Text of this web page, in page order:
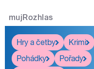
mujRozhlas
Hry a četby
Krimi
Pohádky
Pořady